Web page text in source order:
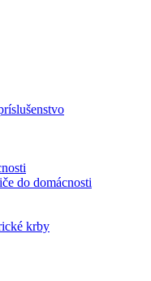
do domácnosti
krby